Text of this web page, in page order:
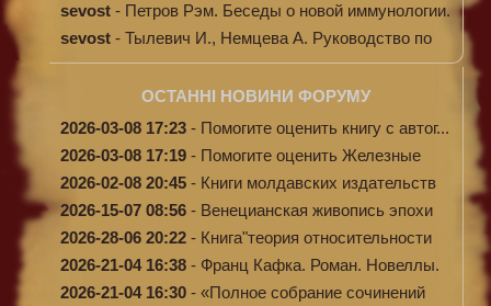
sevost - Петров Рэм. Беседы о новой иммунологии.
sevost - Тылевич И., Немцева А. Руководство по
ме...
ОСТАННІ НОВИНИ ФОРУМУ
2026-03-08 17:23 - Помогите оценить книгу с автог...
2026-03-08 17:19 - Помогите оценить Железные
доро...
2026-02-08 20:45 - Книги молдавских издательств
2026-15-07 08:56 - Венецианская живопись эпохи
Во...
2026-28-06 20:22 - Книга"теория относительности
и...
2026-21-04 16:38 - Франц Кафка. Роман. Новеллы.
П...
2026-21-04 16:30 - «Полное собрание сочинений